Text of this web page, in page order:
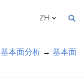
ZH
本面分析 → 基本面